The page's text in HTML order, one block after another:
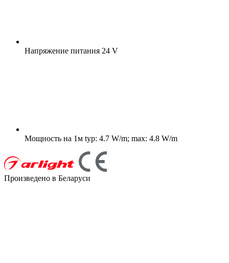
Напряжение питания 24 V
Мощность на 1м typ: 4.7 W/m; max: 4.8 W/m
Произведено в Беларуси